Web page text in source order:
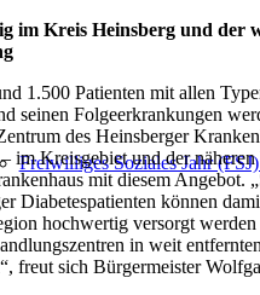
Freiwilliges Soziales Jahr
im Kreis Heinsberg und der
1.500 Patienten mit allen
seinen Folgeerkrankungen
des Heinsberger
im Kreisgebiet und der
mit diesem Angebot.
Diabetespatienten können
hochwertig versorgt werden
in weit
freut sich Bürgermeister